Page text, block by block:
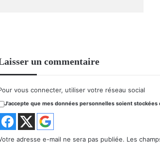
un commentaire
vous connecter, utiliser votre réseau social
J'accepte que mes données personnelles soient
adresse e-mail ne sera pas publiée. Les